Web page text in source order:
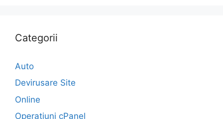
Categorii
Auto
Devirusare Site
Online
Operatiuni cPanel